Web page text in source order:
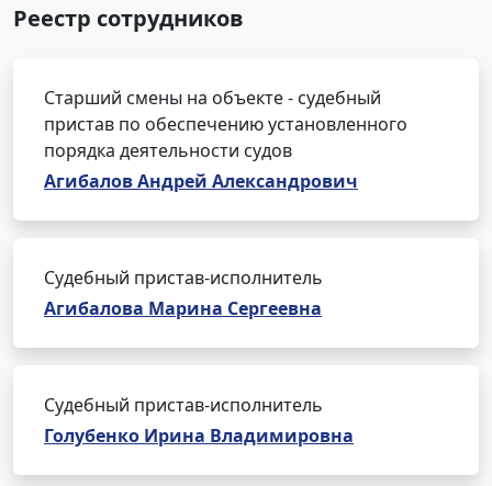
Реестр сотрудников
Старший смены на объекте - судебный
пристав по обеспечению установленного
порядка деятельности судов
Агибалов Андрей Александрович
Судебный пристав-исполнитель
Агибалова Марина Сергеевна
Судебный пристав-исполнитель
Голубенко Ирина Владимировна